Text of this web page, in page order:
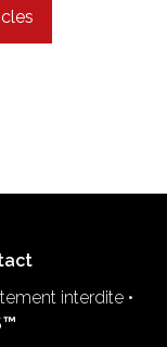
interdite •